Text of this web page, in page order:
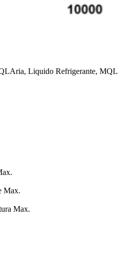
Aria, Liquido Refrigerante, MQL
Max.
Max.